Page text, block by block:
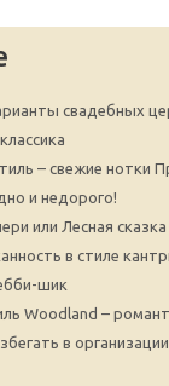
свадебных
– свежие нотки
и недорого!
или Лесная сказка
в стиле
шик
Woodland –
в